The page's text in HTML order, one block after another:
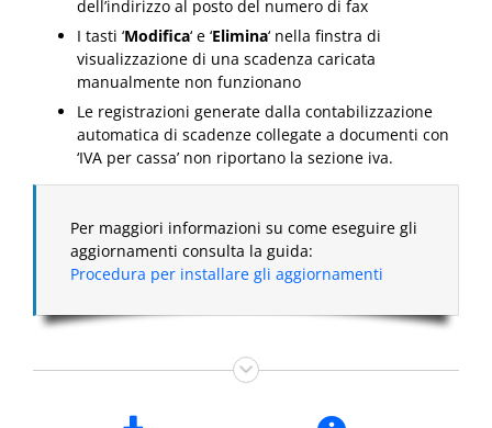
dell’indirizzo al posto del numero di fax
I tasti ‘Modifica‘ e ‘Elimina‘ nella finstra di
visualizzazione di una scadenza caricata
manualmente non funzionano
Le registrazioni generate dalla contabilizzazione
automatica di scadenze collegate a documenti con
‘IVA per cassa’ non riportano la sezione iva.
Per maggiori informazioni su come eseguire gli
aggiornamenti consulta la guida:
Procedura per installare gli aggiornamenti